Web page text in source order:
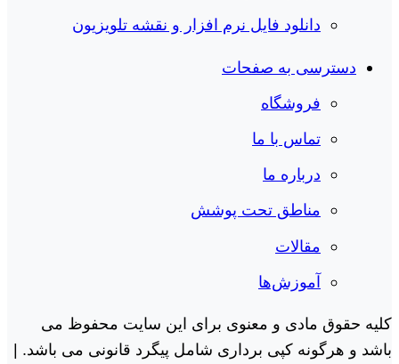
دانلود فایل نرم افزار و نقشه تلویزیون
دسترسی به صفحات
فروشگاه
تماس با ما
درباره ما
مناطق تحت پوشش
مقالات
آموزش‌ها
کلیه حقوق مادی و معنوی برای این سایت محفوظ می
باشد و هرگونه کپی برداری شامل پیگرد قانونی می باشد. |